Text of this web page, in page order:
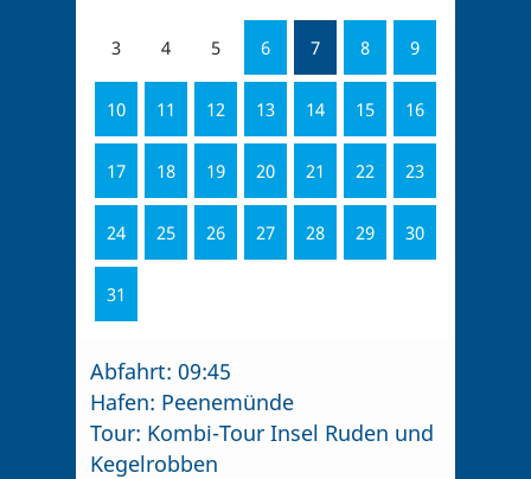
3 4 5 6 7 8 9
10 11 12 13 14 15 16
17 18 19 20 21 22 23
24 25 26 27 28 29 30
31
Abfahrt: 09:45
Hafen: Peenemünde
Tour: Kombi-Tour Insel Ruden und
Kegelrobben